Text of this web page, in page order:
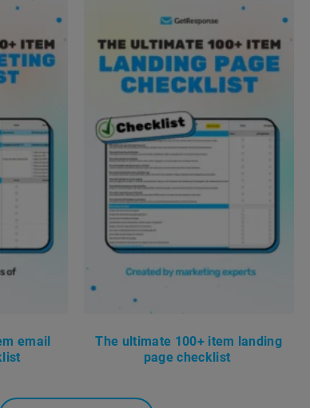
email
The ultimate 100+ item landing
page checklist